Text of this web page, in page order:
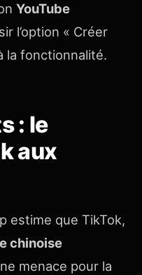
YouTube
l’option « Créer
la fonctionnalité.
: le
aux
estime que TikTok,
chinoise
menace pour la